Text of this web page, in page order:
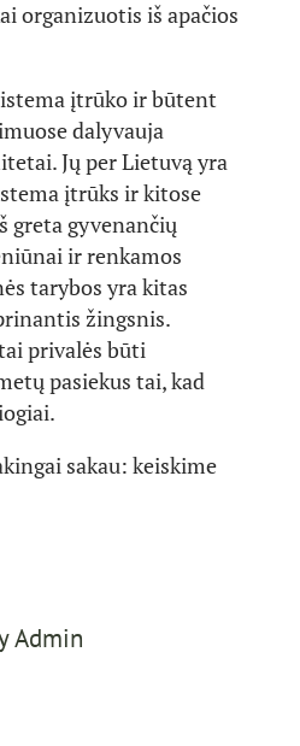
organizuotis iš apačios
įtrūko ir būtent
dalyvauja
Jų per Lietuvą yra
įtrūks ir kitose
greta gyvenančių
ir renkamos
tarybos yra kitas
žingsnis.
privalės būti
pasiekus tai, kad
sakau: keiskime
Admin